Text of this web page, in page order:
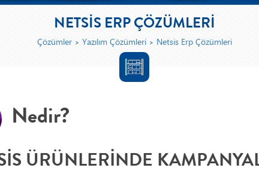
NETSİS ERP ÇÖZÜMLERİ
Çözümler Yazılım Çözümleri Netsis Erp Çözümleri
Nedir?
ÜRÜNLERİNDE